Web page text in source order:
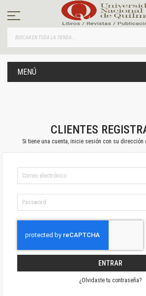
contenido
MENÚ
CLIENTES
Si tiene una cuenta, inicie sesión con su
ENTRAR
¿Olvidaste tu contraseña?